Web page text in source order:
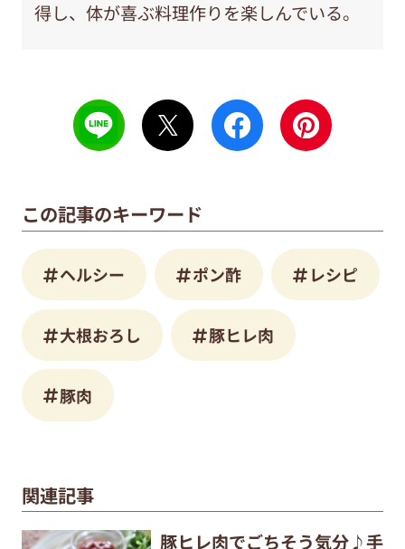
得し、体が喜ぶ料理作りを楽しんでいる。
この記事のキーワード
ヘルシー ポン酢 レシピ
大根おろし 豚ヒレ肉
豚肉
関連記事
豚ヒレ肉でごちそう気分♪手